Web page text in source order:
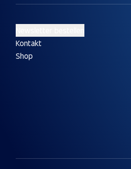
Kontakt
Shop